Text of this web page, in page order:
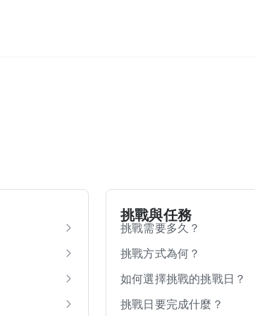
挑戰與任務
挑戰需要多久？
挑戰方式為何？
如何選擇挑戰的挑戰日？
挑戰日要完成什麼？